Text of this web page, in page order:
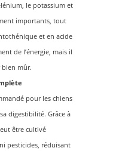
le potassium et
importants, tout
et en acide
de l’énergie, mais il
bien mûr.
pour les chiens
digestibilité. Grâce à
être cultivé
pesticides, réduisant